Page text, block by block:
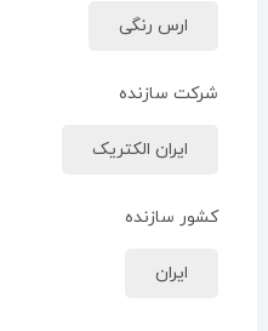
ارس رنگی
شرکت سازنده
ایران الکتریک
کشور سازنده
ایران